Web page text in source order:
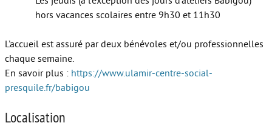
hors vacances scolaires entre 9h30 et 11h30
L’accueil est assuré par deux bénévoles et/ou professionnelles
chaque semaine.
En savoir plus : https://www.ulamir-centre-social-
presquile.fr/babigou
Localisation